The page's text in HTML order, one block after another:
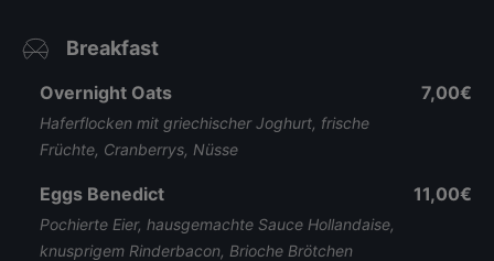
Breakfast
Overnight Oats
Haferflocken mit griechischer Joghurt, frische
Früchte, Cranberrys, Nüsse
7,00€
Eggs Benedict
Pochierte Eier, hausgemachte Sauce Hollandaise,
knusprigem Rinderbacon, Brioche Brötchen
11,00€